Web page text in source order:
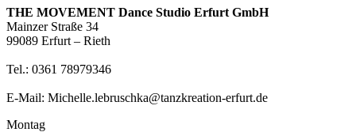
THE MOVEMENT Dance Studio Erfurt GmbH
Mainzer Straße 34
99089 Erfurt – Rieth
Tel.: 0361 78979346
E-Mail: Michelle.lebruschka@tanzkreation-erfurt.de
Montag